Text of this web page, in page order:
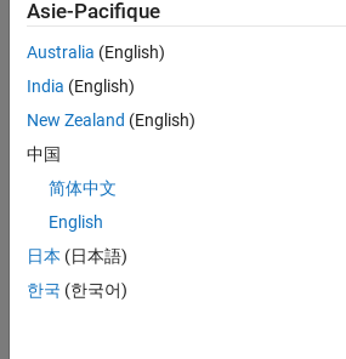
d'emploi.
malgré
tout
vous
trouvez
pas
d'offre
corresponde
à vos
Asie-Pacifique
Australia (English)
India (English)
New Zealand (English)
中国
简体中文
English
日本 (日本語)
한국 (한국어)